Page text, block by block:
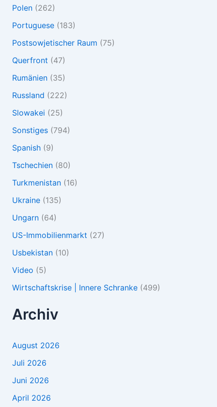
Polen(262)
Portuguese(183)
Postsowjetischer Raum (75)
Querfront (47)
Rumänien(35)
Russland (222)
Slowakei (25)
Sonstiges(794)
Spanish(9)
Tschechien(80)
Turkmenistan(16)
Ukraine(135)
Ungarn(64)
US-Immobilienmarkt (27)
Usbekistan(10)
Video (5)
Wirtschaftskrise | Innere Schranke(499)
Archiv
August 2026
Juli 2026
Juni 2026
April 2026